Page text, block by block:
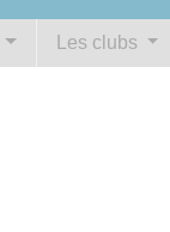
Les clubs